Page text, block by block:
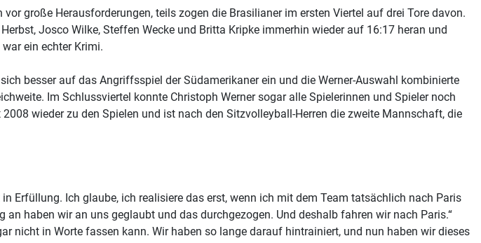
große Herausforderungen, teils zogen die Brasilianer im ersten Viertel auf drei Tore davon.
Josco Wilke, Steffen Wecke und Britta Kripke immerhin wieder auf 16:17 heran und
ein echter Krimi.
besser auf das Angriffsspiel der Südamerikaner ein und die Werner-Auswahl kombinierte
Im Schlussviertel konnte Christoph Werner sogar alle Spielerinnen und Spieler noch
wieder zu den Spielen und ist nach den Sitzvolleyball-Herren die zweite Mannschaft, die
Erfüllung. Ich glaube, ich realisiere das erst, wenn ich mit dem Team tatsächlich nach Paris
haben wir an uns geglaubt und das durchgezogen. Und deshalb fahren wir nach Paris.“
nicht in Worte fassen kann. Wir haben so lange darauf hintrainiert, und nun haben wir dieses